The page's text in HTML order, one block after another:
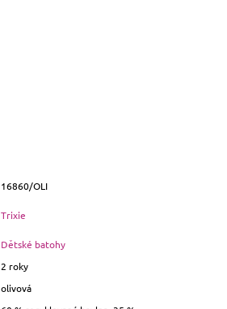
16860/OLI
Trixie
Dětské batohy
2 roky
olivová